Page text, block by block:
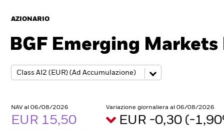
AZIONARIO
BGF Emerging Markets
NAV al 06/08/2026
EUR 15,50
Variazione giornaliera al 06/08/2026
EUR -0,30 (-